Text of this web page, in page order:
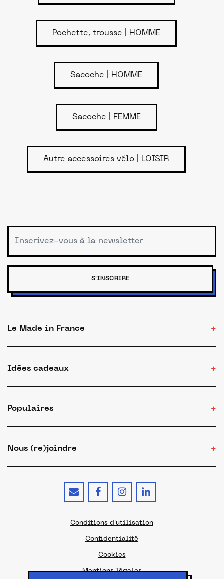
Pochette, trousse | HOMME
Sacoche | HOMME
Sacoche | FEMME
Autre accessoires vélo | LOISIR
S'INSCRIRE
Le Made in France
Idées cadeaux
Populaires
Nous (re)joindre
Conditions d'utilisation
Confidentialité
Cookies
Mentions légales